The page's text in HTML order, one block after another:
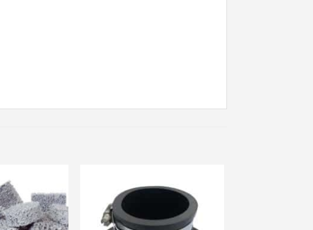
Ajouter
à ma
liste de
souhaits
Ajouter
à ma
liste de
souhaits